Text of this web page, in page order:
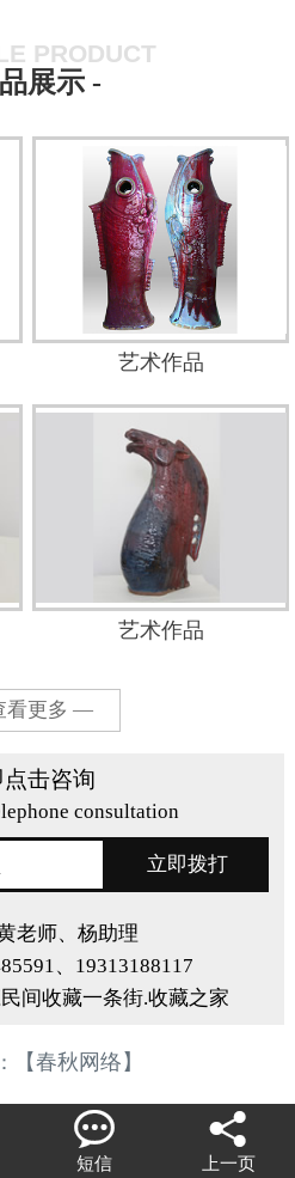
PRODUCT
展示 -
艺术作品
艺术作品
更多 —
点击咨询
consultation
立即拨打
老师、杨助理
、19313188117
间收藏一条街.收藏之家
【春秋网络】

短信

上一页